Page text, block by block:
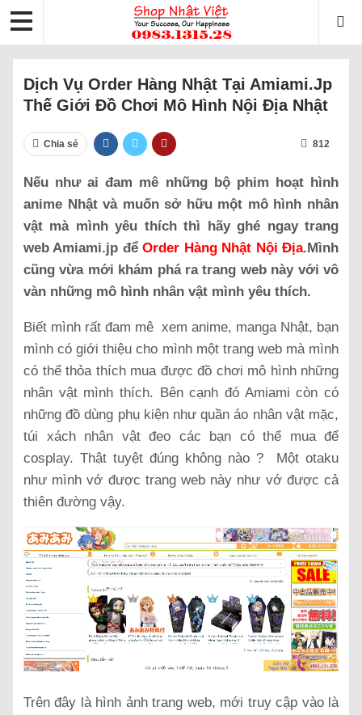
Dịch Vụ Order Hàng Nhật Tại Amiami.jp
Thế Giới Đồ Chơi Mô Hình Nội Địa Nhật
Chia sẻ 812
Nếu như ai đam mê những bộ phim hoạt hình
anime Nhật và muốn sở hữu một mô hình nhân
vật mà mình yêu thích thì hãy ghé ngay trang
web Amiami.jp đểOrder Hàng Nhật Nội Địa.Mình
cũng vừa mới khám phá ra trang web này với vô
vàn những mô hình nhân vật mình yêu thích.
Biết mình rất đam mê xem anime, manga Nhật, bạn
mình có giới thiệu cho mình một trang web mà mình
có thể thỏa thích mua được đồ chơi mô hình những
nhân vật mình thích. Bên cạnh đó Amiami còn có
những đồ dùng phụ kiện như quần áo nhân vật mặc,
túi xách nhân vật đeo các bạn có thể mua để
cosplay. Thật tuyệt đúng không nào ? Một otaku
như mình vớ được trang web này như vớ được cả
thiên đường vậy.
Trên đây là hình ảnh trang web, mới truy cập vào là